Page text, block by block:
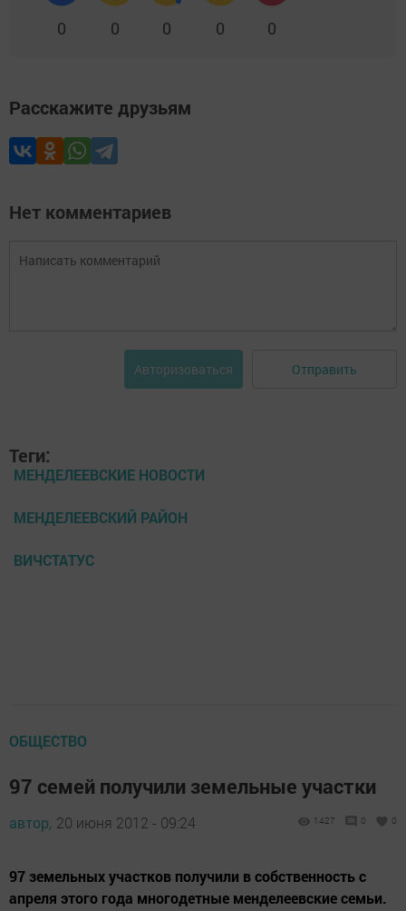
0 0 0 0 0
Расскажите друзьям
Нет комментариев
Авторизоваться Отправить
Теги:
МЕНДЕЛЕЕВСКИЕ НОВОСТИ
МЕНДЕЛЕЕВСКИЙ РАЙОН
ВИЧСТАТУС
ОБЩЕСТВО
97 семей получили земельные участки
автор, 20 июня 2012 - 09:24 1427 0 0
97 земельных участков получили в собственность с
апреля этого года многодетные менделеевские семьи.